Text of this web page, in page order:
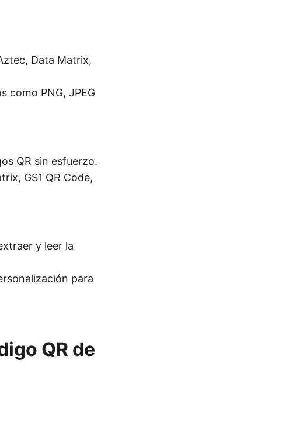
Data Matrix,
como PNG, JPEG
QR sin esfuerzo.
GS1 QR Code,
y leer la
para
QR de